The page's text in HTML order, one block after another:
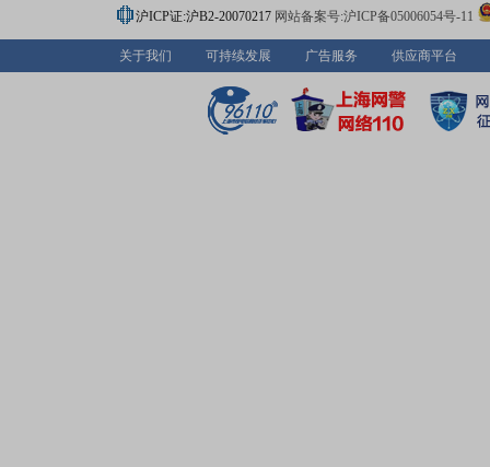
沪ICP证:沪B2-20070217 网站备案号:沪ICP备05006054号-11
关于我们 可持续发展 广告服务 供应商平台